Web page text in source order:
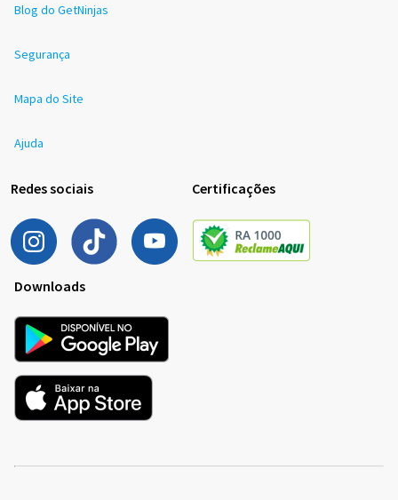
Blog do GetNinjas
Segurança
Mapa do Site
Ajuda
Redes sociais Certificações
Downloads